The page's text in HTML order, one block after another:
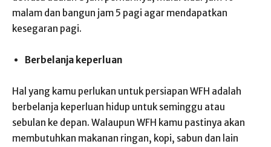
malam dan bangun jam 5 pagi agar mendapatkan
kesegaran pagi.
Berbelanja keperluan
Hal yang kamu perlukan untuk persiapan WFH adalah
berbelanja keperluan hidup untuk seminggu atau
sebulan ke depan. Walaupun WFH kamu pastinya akan
membutuhkan makanan ringan, kopi, sabun dan lain